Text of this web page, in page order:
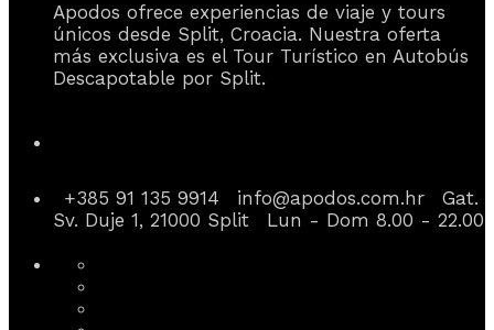
Apodos ofrece experiencias de viaje y tours
únicos desde Split, Croacia. Nuestra oferta
más exclusiva es el Tour Turístico en Autobús
Descapotable por Split.
+385 91 135 9914 info@apodos.com.hr
Gat.
Sv. Duje 1, 21000 Split
Lun - Dom 8.00 - 22.00